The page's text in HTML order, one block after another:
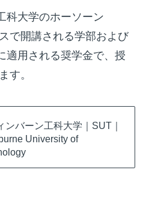
科大学のホーソーン
で開講される学部および
適用される奨学金で、授
す。
ンバーン工科大学｜SUT｜
University of